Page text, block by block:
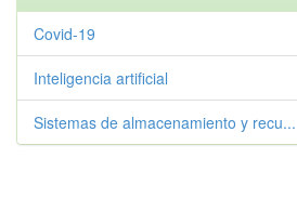
Covid-19
Inteligencia artificial
Sistemas de almacenamiento y recu...